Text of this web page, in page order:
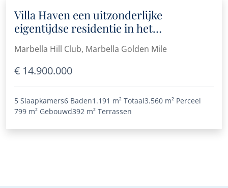
Villa Haven een uitzonderlijke
eigentijdse residentie in het
Marbella Hill Club, Marbella Golden Mile
€ 14.900.000
5 Slaapkamers6 Baden1.191 m² Totaal3.560 m² Perceel
799 m² Gebouwd392 m² Terrassen